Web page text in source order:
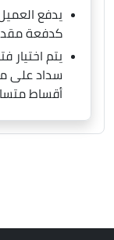
كدفعة
يتم اختيار
أقساط